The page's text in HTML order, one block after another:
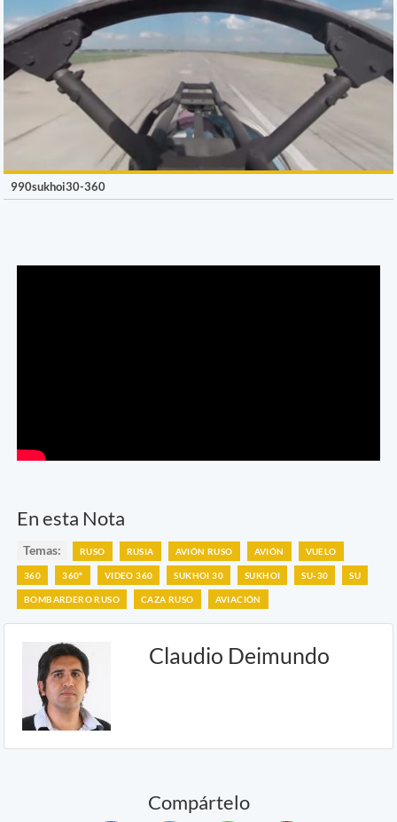
990sukhoi30-360
En esta Nota
Temas: RUSO RUSIA AVIÓN RUSO AVIÓN VUELO
360 360º VIDEO 360 SUKHOI 30 SUKHOI SU-30 SU
BOMBARDERO RUSO CAZA RUSO AVIACIÓN
Claudio Deimundo
Compártelo